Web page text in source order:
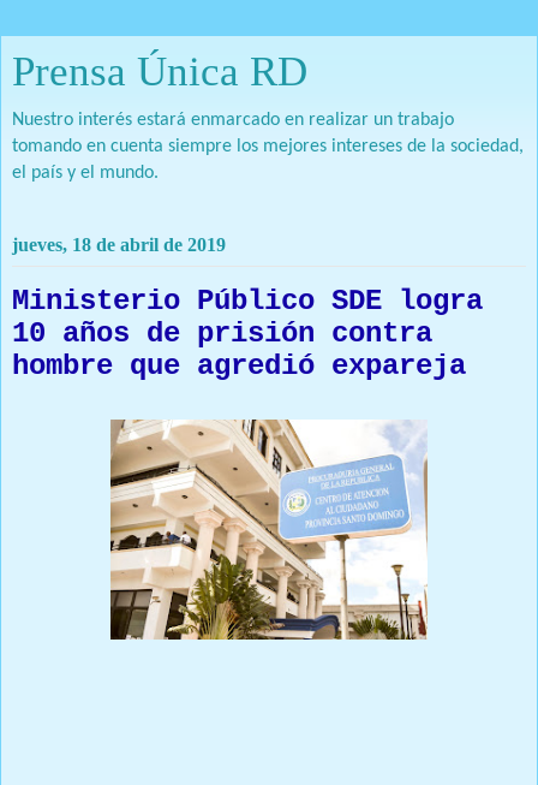
Prensa Única RD
Nuestro interés estará enmarcado en realizar un trabajo
tomando en cuenta siempre los mejores intereses de la sociedad,
el país y el mundo.
jueves, 18 de abril de 2019
Ministerio Público SDE logra
10 años de prisión contra
hombre que agredió expareja